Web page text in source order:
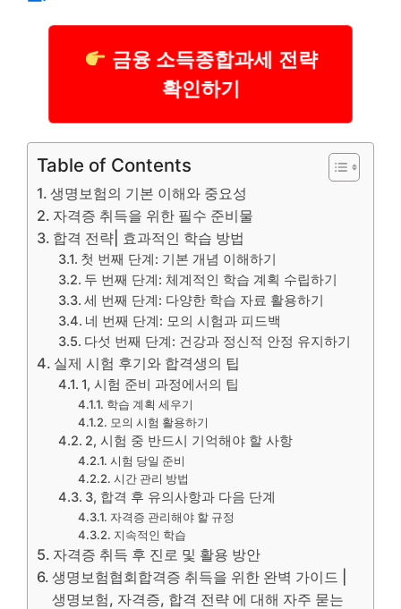
금융 소득종합과세 전략
확인하기
Table of Contents
생명보험의 기본 이해와 중요성
자격증 취득을 위한 필수 준비물
합격 전략| 효과적인 학습 방법
첫 번째 단계: 기본 개념 이해하기
두 번째 단계: 체계적인 학습 계획 수립하기
세 번째 단계: 다양한 학습 자료 활용하기
네 번째 단계: 모의 시험과 피드백
다섯 번째 단계: 건강과 정신적 안정 유지하기
실제 시험 후기와 합격생의 팁
1, 시험 준비 과정에서의 팁
학습 계획 세우기
모의 시험 활용하기
2, 시험 중 반드시 기억해야 할 사항
시험 당일 준비
시간 관리 방법
3, 합격 후 유의사항과 다음 단계
자격증 관리해야 할 규정
지속적인 학습
자격증 취득 후 진로 및 활용 방안
생명보험협회합격증 취득을 위한 완벽 가이드 |
생명보험, 자격증, 합격 전략 에 대해 자주 묻는